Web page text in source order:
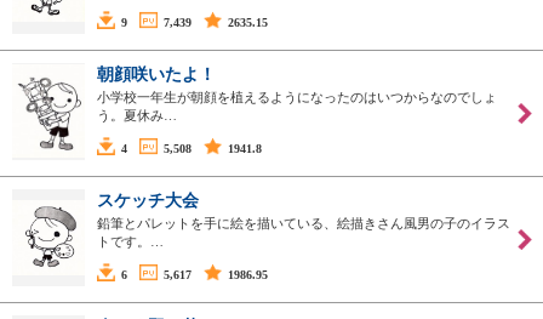
9 7,439 2635.15
朝顔咲いたよ！
小学校一年生が朝顔を植えるようになったのはいつからなのでしょ
う。夏休み…
4 5,508 1941.8
スケッチ大会
鉛筆とパレットを手に絵を描いている、絵描きさん風男の子のイラス
トです。…
6 5,617 1986.95